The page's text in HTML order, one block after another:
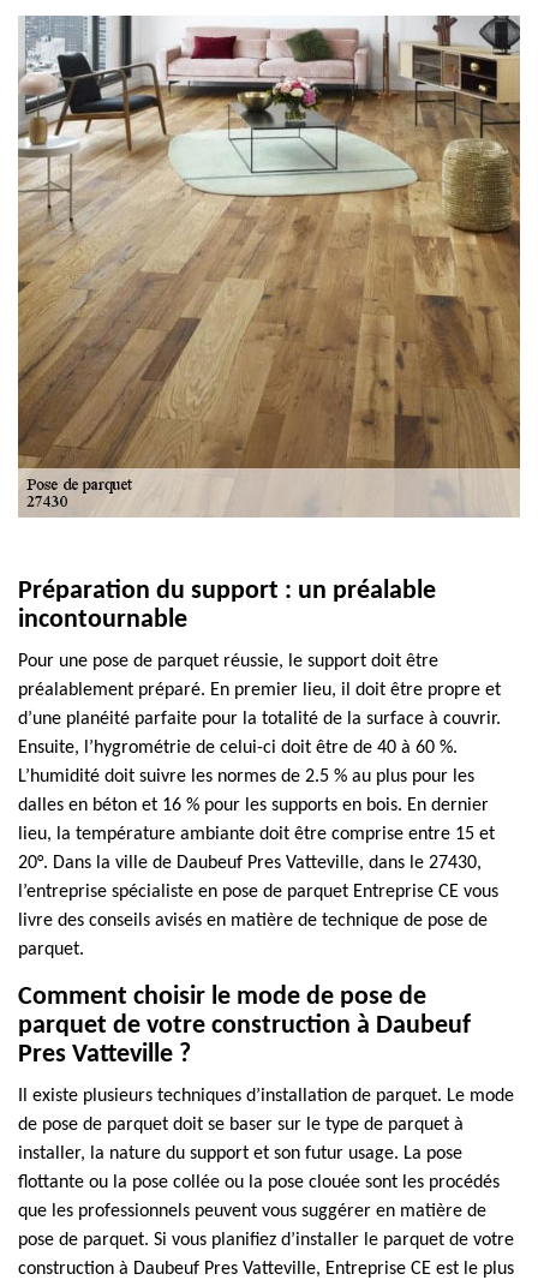
Préparation du support : un préalable
incontournable
Pour une pose de parquet réussie, le support doit être
préalablement préparé. En premier lieu, il doit être propre et
d’une planéité parfaite pour la totalité de la surface à couvrir.
Ensuite, l’hygrométrie de celui-ci doit être de 40 à 60 %.
L’humidité doit suivre les normes de 2.5 % au plus pour les
dalles en béton et 16 % pour les supports en bois. En dernier
lieu, la température ambiante doit être comprise entre 15 et
20°. Dans la ville de Daubeuf Pres Vatteville, dans le 27430,
l’entreprise spécialiste en pose de parquet Entreprise CE vous
livre des conseils avisés en matière de technique de pose de
parquet.
Comment choisir le mode de pose de
parquet de votre construction à Daubeuf
Pres Vatteville ?
Il existe plusieurs techniques d’installation de parquet. Le mode
de pose de parquet doit se baser sur le type de parquet à
installer, la nature du support et son futur usage. La pose
flottante ou la pose collée ou la pose clouée sont les procédés
que les professionnels peuvent vous suggérer en matière de
pose de parquet. Si vous planifiez d’installer le parquet de votre
construction à Daubeuf Pres Vatteville, Entreprise CE est le plus